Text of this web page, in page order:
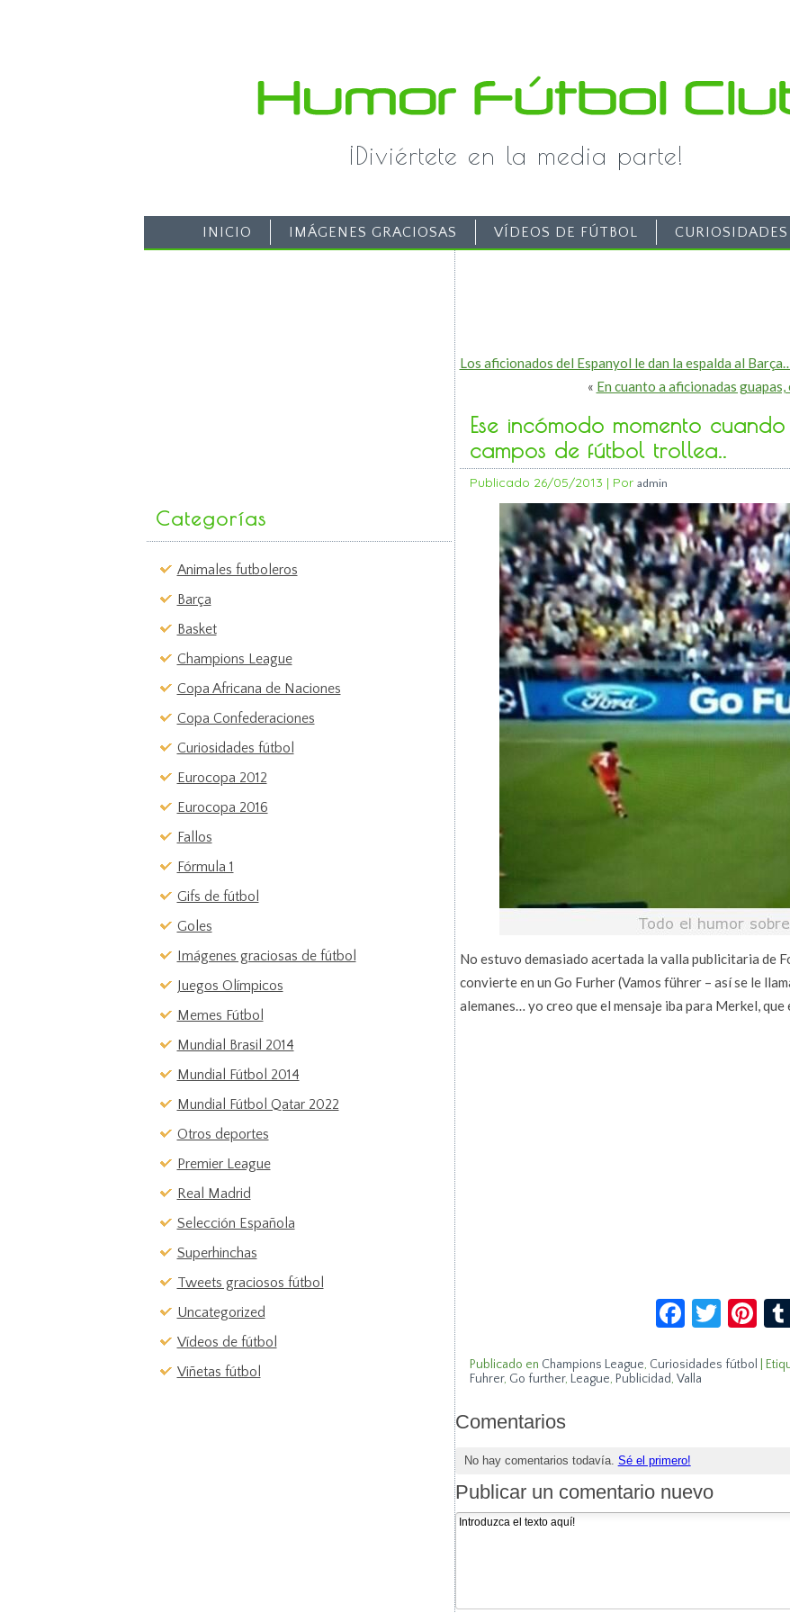
¡Diviértete en la media parte!
INICIO IMÁGENES GRACIOSAS VÍDEOS DE FÚTBOL
Categorías
Animales futboleros
Barça
Basket
Champions League
Copa Africana de Naciones
Copa Confederaciones
Curiosidades fútbol
Eurocopa 2012
Eurocopa 2016
Fallos
Fórmula 1
Gifs de fútbol
Goles
Imágenes graciosas de fútbol
Juegos Olímpicos
Memes Fútbol
Mundial Brasil 2014
Mundial Fútbol 2014
Mundial Fútbol Qatar 2022
Otros deportes
Premier League
Real Madrid
Selección Española
Superhinchas
Tweets graciosos fútbol
Uncategorized
Vídeos de fútbol
Viñetas fútbol
Los aficionados del Espanyol le dan la espalda al
« En cuanto a aficionadas
Ese incómodo momento
campos de fútbol trollea..
Publicado 26/05/2013 | Por admin
No estuvo demasiado acertada la valla publicitaria de
convierte en un Go Furher (Vamos führer – así se le
alemanes… yo creo que el mensaje iba para Merkel,
Publicado en Champions League, Curiosidades fútbol
Fuhrer, Go further, League, Publicidad, Valla
Comentarios
No hay comentarios todavía. Sé el primero!
Publicar un comentario nuevo